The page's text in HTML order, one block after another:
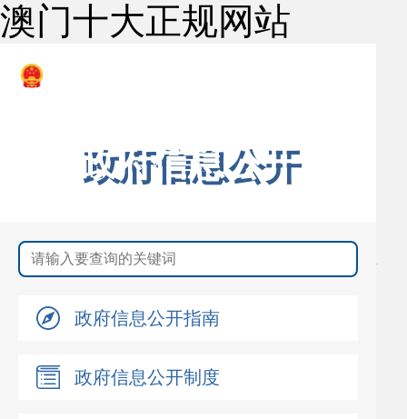
澳门十大正规网站
政府信息公开
政府信息公开指南
政府信息公开制度